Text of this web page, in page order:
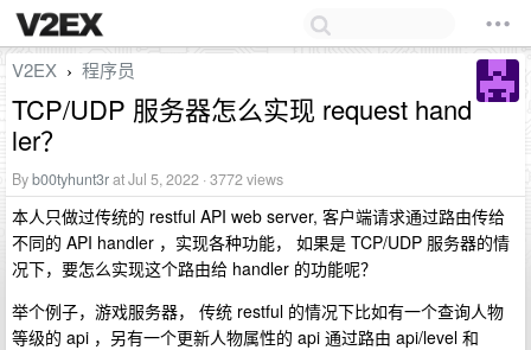
V2EX › 程序员
TCP/UDP 服务器怎么实现 request hand
ler？
Byb00tyhunt3rat Jul 5, 2022 · 3772 views
本人只做过传统的 restful API web server, 客户端请求通过路由传给
不同的 API handler ，实现各种功能， 如果是 TCP/UDP 服务器的情
况下，要怎么实现这个路由给 handler 的功能呢？
举个例子，游戏服务器， 传统 restful 的情况下比如有一个查询人物
等级的 api ，另有一个更新人物属性的 api 通过路由 api/level 和